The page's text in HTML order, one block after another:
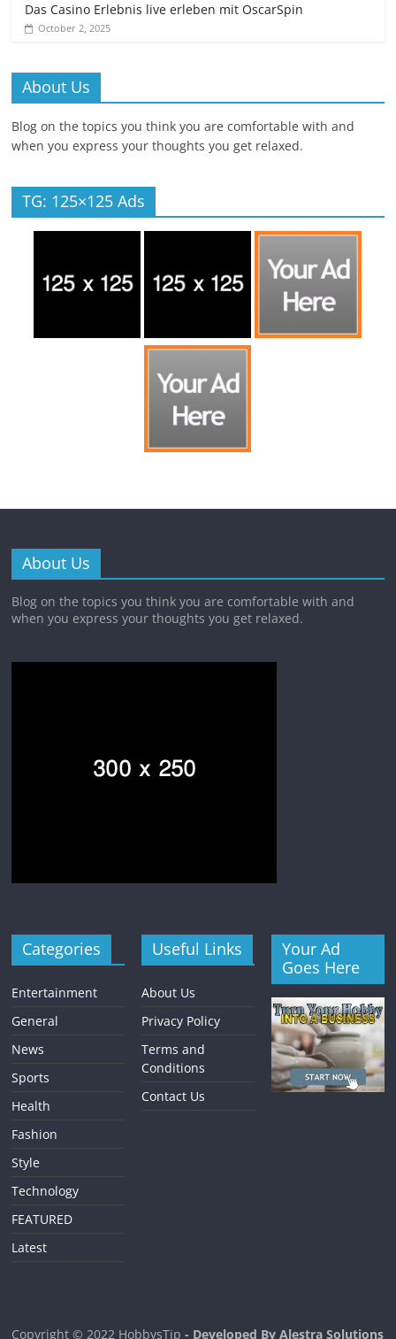
Das Casino Erlebnis live erleben mit OscarSpin
October 2, 2025
About Us
Blog on the topics you think you are comfortable with and
when you express your thoughts you get relaxed.
TG: 125×125 Ads
About Us
Blog on the topics you think you are comfortable with and
when you express your thoughts you get relaxed.
Categories
Entertainment
General
News
Sports
Health
Fashion
Style
Technology
FEATURED
Latest
Useful Links
About Us
Privacy Policy
Terms and
Conditions
Contact Us
Your Ad
Goes Here
Copyright © 2022 HobbysTip - Developed By Alestra Solutions